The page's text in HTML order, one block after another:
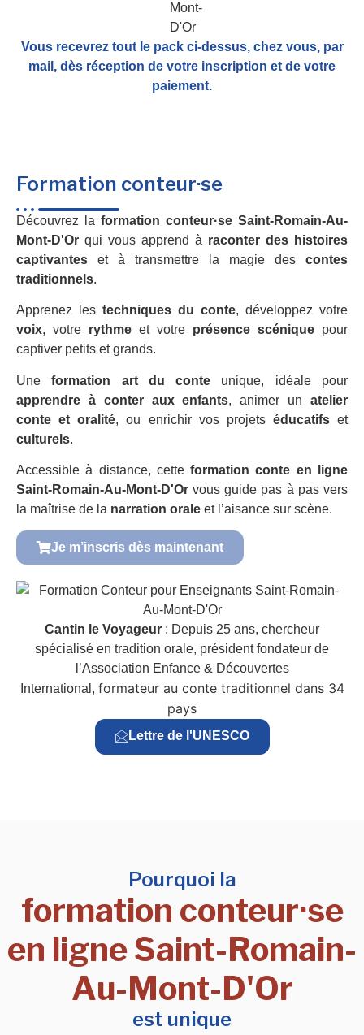
Vous recevrez tout le pack ci-dessus, chez vous, par
mail, dès réception de votre inscription et de votre
paiement.
Formation conteur·se
Découvrez la formation conteur·se Saint-Romain-Au-
Mont-D'Or qui vous apprend à raconter des histoires
captivantes et à transmettre la magie des contes
traditionnels.
Apprenez les techniques du conte, développez votre
voix, votre rythme et votre présence scénique pour
captiver petits et grands.
Uneformation art du conte unique, idéale pour
apprendre à conter aux enfants, animer unatelier
conte et oralité, ou enrichir vos projets éducatifset
culturels.
Accessible à distance, cetteformation conte en ligne
Saint-Romain-Au-Mont-D'Or vous guide pas à pas vers
la maîtrise de la narration orale et l’aisance sur scène.
Je m’inscris dès maintenant
Cantin le Voyageur : Depuis 25 ans, chercheur
spécialisé en tradition orale, président fondateur de
l’Association Enfance & Découvertes
International, formateur au conte traditionnel dans 34
pays
Lettre de l'UNESCO
Pourquoi la
formation conteur·se
en ligne Saint-Romain-
Au-Mont-D'Or
est unique